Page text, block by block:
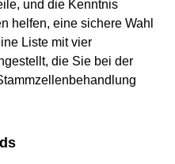
und die Kenntnis
helfen, eine sichere Wahl
Liste mit vier
die Sie bei der